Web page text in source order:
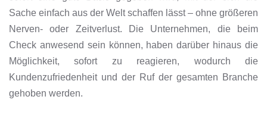
Sache einfach aus der Welt schaffen lässt – ohne größeren
Nerven- oder Zeitverlust. Die Unternehmen, die beim
Check anwesend sein können, haben darüber hinaus die
Möglichkeit, sofort zu reagieren, wodurch die
Kundenzufriedenheit und der Ruf der gesamten Branche
gehoben werden.